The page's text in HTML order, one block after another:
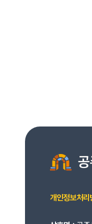
개인정보처리